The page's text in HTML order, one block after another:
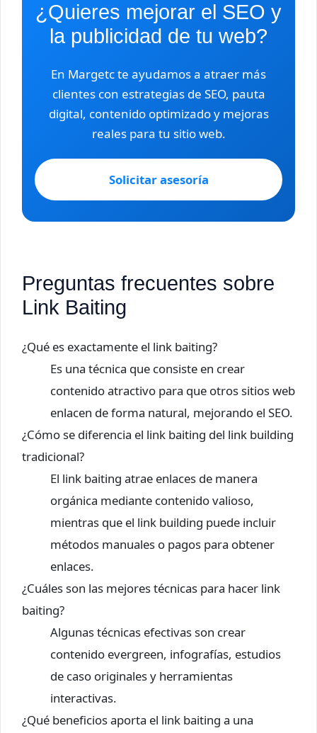
¿Quieres mejorar el SEO y
la publicidad de tu web?
En Margetc te ayudamos a atraer más
clientes con estrategias de SEO, pauta
digital, contenido optimizado y mejoras
reales para tu sitio web.
Solicitar asesoría
Preguntas frecuentes sobre
Link Baiting
¿Qué es exactamente el link baiting?
Es una técnica que consiste en crear
contenido atractivo para que otros sitios web
enlacen de forma natural, mejorando el SEO.
¿Cómo se diferencia el link baiting del link building
tradicional?
El link baiting atrae enlaces de manera
orgánica mediante contenido valioso,
mientras que el link building puede incluir
métodos manuales o pagos para obtener
enlaces.
¿Cuáles son las mejores técnicas para hacer link
baiting?
Algunas técnicas efectivas son crear
contenido evergreen, infografías, estudios
de caso originales y herramientas
interactivas.
¿Qué beneficios aporta el link baiting a una